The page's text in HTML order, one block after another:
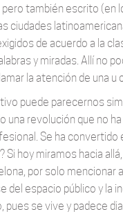
también escrito (en
ciudades
de acuerdo a la
y miradas. Allí no
la atención de una
puede parecernos
revolución que no
Se ha
hoy miramos hacia
por solo
espacio público y la
se vive y padece